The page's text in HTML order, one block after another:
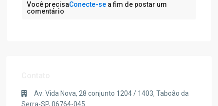
Você precisaConecte-se a fim de postar um
comentário
Av: Vida Nova, 28 conjunto 1204 / 1403, Taboão da
Serra-SP, 06764-045